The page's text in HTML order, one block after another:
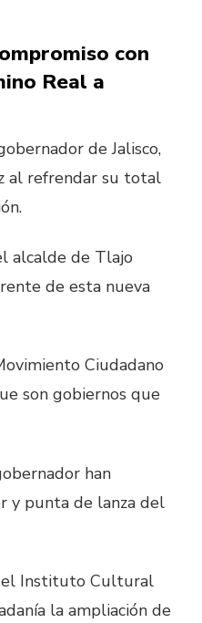
con
Real a
de Jalisco,
al refrendar su total
alcalde de Tlajo
de esta nueva
Ciudadano
son gobiernos que
han
y punta de lanza del
el Instituto Cultural
la ampliación de